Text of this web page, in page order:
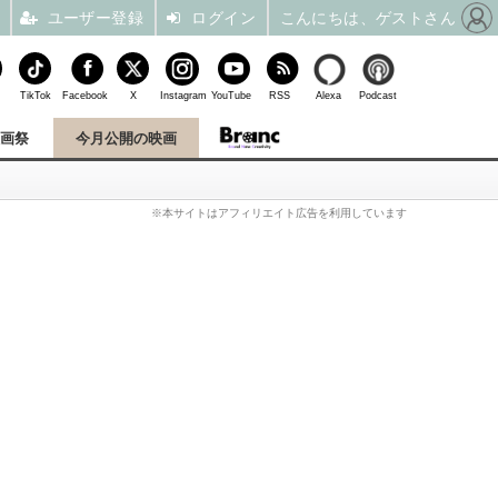
祭 今月公開の映画
※本サイトはアフィリエイト広告を利用しています
TikTok Facebook X Instagram YouTube RSS Alexa Podcast
ユーザー登録 ログイン こんにちは、ゲストさん